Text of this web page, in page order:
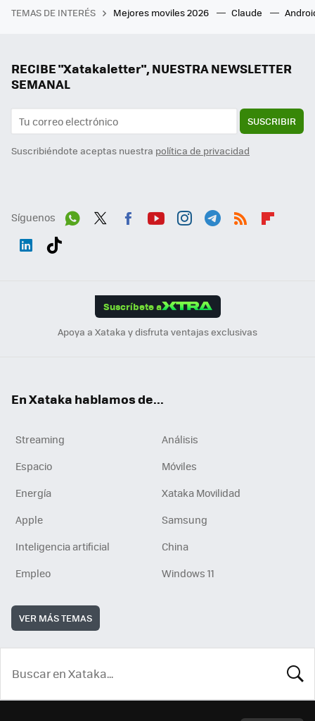
TEMAS DE INTERÉS Mejores moviles 2026 Claude
RECIBE "Xatakaletter", NUESTRA NEWSLETTER
SEMANAL
SUSCRIBIR
Suscribiéndote aceptas nuestra política de privacidad
Síguenos
Suscríbete a
Apoya a Xataka y disfruta ventajas exclusivas
En Xataka hablamos de...
Streaming
Análisis
Espacio
Móviles
Energía
Xataka Movilidad
Apple
Samsung
Inteligencia artificial
China
Empleo
Windows 11
VER MÁS TEMAS